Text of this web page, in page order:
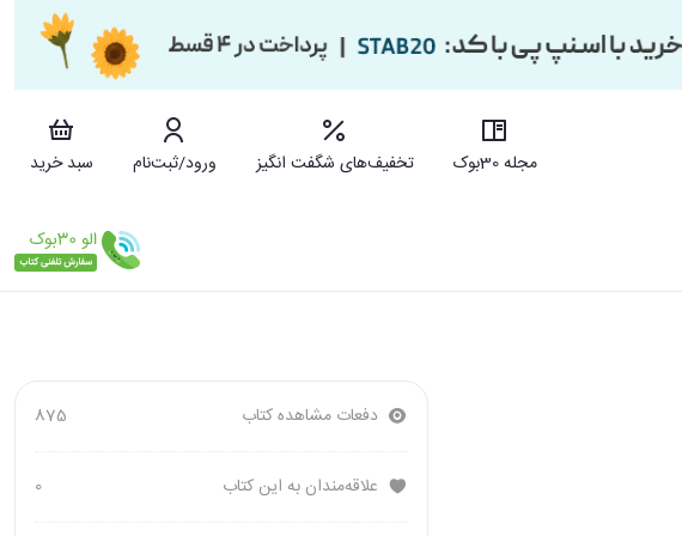
مجله 30بوک تخفیف‌های شگفت انگیز ورود/ثبت‌نام
سبد خرید
دفعات مشاهده کتاب 875
علاقه‌مندان به این کتاب 0